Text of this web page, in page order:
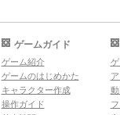
ゲームガイド
ゲーム紹介
ゲームのはじめかた
キャラクター作成
操作ガイド